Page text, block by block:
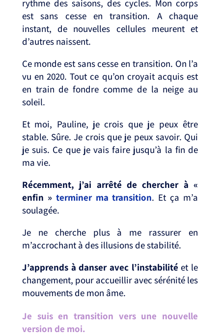
rythme des saisons, des cycles. Mon corps
est sans cesse en transition. A chaque
instant, de nouvelles cellules meurent et
d’autres naissent. ⁣
Ce monde est sans cesse en transition. On l’a
vu en 2020. Tout ce qu’on croyait acquis est
en train de fondre comme de la neige au
soleil. ⁣
Et moi, Pauline, je crois que je peux être
stable. Sûre. Je crois que je peux savoir. Qui
je suis. Ce que je vais faire jusqu’à la fin de
ma vie. ⁣
Récemment, j’ai arrêté de chercher à «
enfin » terminer ma transition. Et ça m’a
soulagée. ⁣
Je ne cherche plus à me rassurer en
m’accrochant à des illusions de stabilité. ⁣
J’apprends à danser avec l’instabilité et le
changement, pour accueillir avec sérénité les
mouvements de mon âme. ⁣
Je suis en transition vers une nouvelle
version de moi. ⁣